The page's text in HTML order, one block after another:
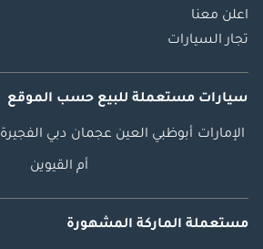
اعلن معنا
تجار السيارات
سيارات مستعملة للبيع حسب الموقع
الإمارات أبوظبي العين عجمان دبي الفجيرة
أم القيوين
مستعملة الماركة المشهورة